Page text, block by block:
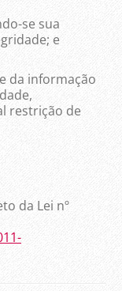
se sua
e
da informação
restrição de
da Lei nº